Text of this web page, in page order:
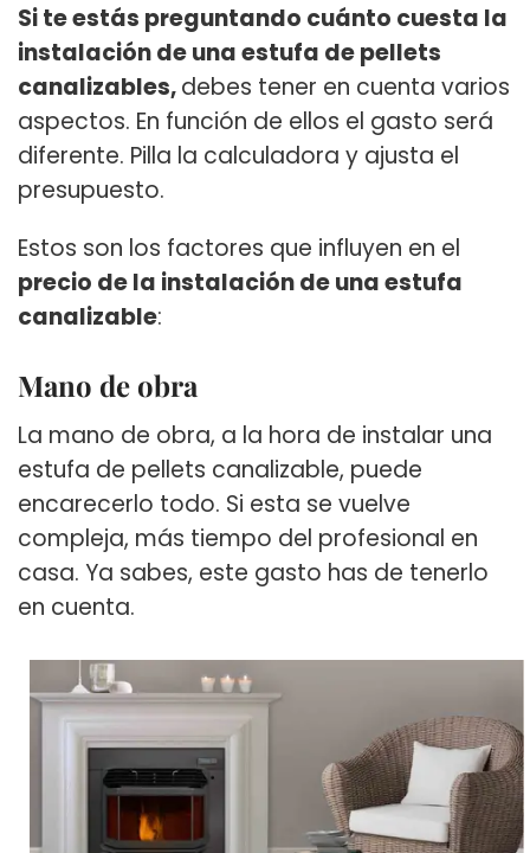
Si te estás preguntando cuánto cuesta la
instalación de una estufa de pellets
canalizables,debes tener en cuenta varios
aspectos. En función de ellos el gasto será
diferente. Pilla la calculadora y ajusta el
presupuesto.
Estos son los factores que influyen en el
precio de la instalación de una estufa
canalizable:
Mano de obra
La mano de obra, a la hora de instalar una
estufa de pellets canalizable, puede
encarecerlo todo. Si esta se vuelve
compleja, más tiempo del profesional en
casa. Ya sabes, este gasto has de tenerlo
en cuenta.